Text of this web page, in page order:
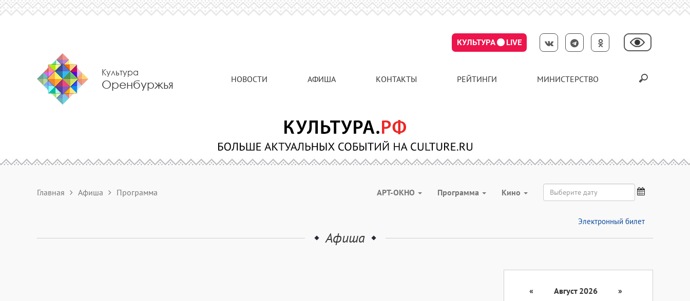
КУЛЬТУРА LIVE
Культура
Оренбуржья НОВОСТИ АФИША КОНТАКТЫ РЕЙТИНГИ МИНИСТЕРСТВО
Главная Афиша Программа АРТ-ОКНО Программа Кино
Электронный билет
Афиша
« Август 2026
»